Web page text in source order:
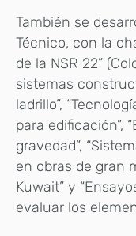
También se
Técnico, con la
de la NSR 22”
sistemas
ladrillo”,
para edificación”,
gravedad”,
en obras de gran
Kuwait” y
evaluar los